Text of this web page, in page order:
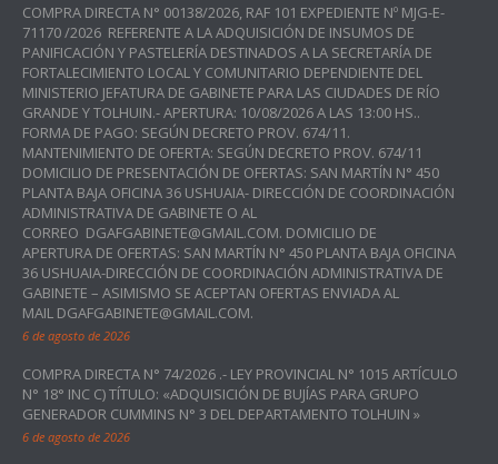
COMPRA DIRECTA N° 00138/2026, RAF 101 EXPEDIENTE Nº MJG-E-
71170 /2026 REFERENTE A LA ADQUISICIÓN DE INSUMOS DE
PANIFICACIÓN Y PASTELERÍA DESTINADOS A LA SECRETARÍA DE
FORTALECIMIENTO LOCAL Y COMUNITARIO DEPENDIENTE DEL
MINISTERIO JEFATURA DE GABINETE PARA LAS CIUDADES DE RÍO
GRANDE Y TOLHUIN.- APERTURA: 10/08/2026 A LAS 13:00 HS..
FORMA DE PAGO: SEGÚN DECRETO PROV. 674/11.
MANTENIMIENTO DE OFERTA: SEGÚN DECRETO PROV. 674/11
DOMICILIO DE PRESENTACIÓN DE OFERTAS: SAN MARTÍN N° 450
PLANTA BAJA OFICINA 36 USHUAIA- DIRECCIÓN DE COORDINACIÓN
ADMINISTRATIVA DE GABINETE O AL
CORREO DGAFGABINETE@GMAIL.COM. DOMICILIO DE
APERTURA DE OFERTAS: SAN MARTÍN N° 450 PLANTA BAJA OFICINA
36 USHUAIA-DIRECCIÓN DE COORDINACIÓN ADMINISTRATIVA DE
GABINETE – ASIMISMO SE ACEPTAN OFERTAS ENVIADA AL
MAIL DGAFGABINETE@GMAIL.COM.
6 de agosto de 2026
COMPRA DIRECTA N° 74/2026 .- LEY PROVINCIAL N° 1015 ARTÍCULO
N° 18° INC C) TÍTULO: «ADQUISICIÓN DE BUJÍAS PARA GRUPO
GENERADOR CUMMINS N° 3 DEL DEPARTAMENTO TOLHUIN »
6 de agosto de 2026